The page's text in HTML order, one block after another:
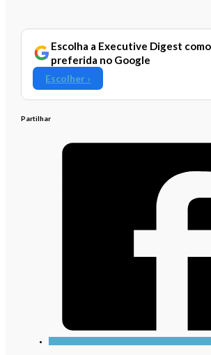
Escolha a Executive Digest
preferida no Google
Escolher ›
Partilhar